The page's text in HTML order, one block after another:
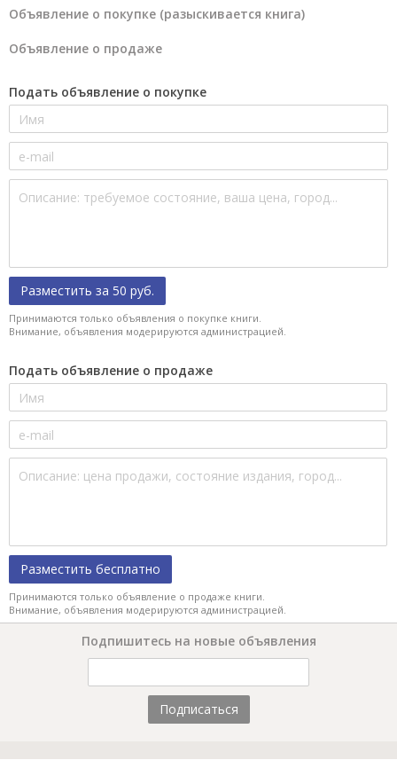
Объявление о покупке (разыскивается книга)
Объявление о продаже
Подать объявление о покупке
Разместить за 50 руб.
Принимаются только объявления о покупке книги.
Внимание, объявления модерируются администрацией.
Подать объявление о продаже
Разместить бесплатно
Принимаются только объявление о продаже книги.
Внимание, объявления модерируются администрацией.
Подпишитесь на новые объявления
Подписаться